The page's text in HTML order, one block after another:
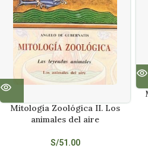
Mitología Zoológica II. Los
animales del aire
S/51.00